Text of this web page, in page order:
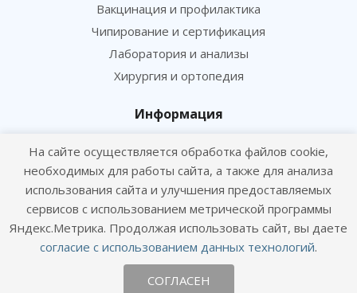
Вакцинация и профилактика
Чипирование и сертификация
Лаборатория и анализы
Хирургия и ортопедия
Информация
Статьи
Политика конфиденциальности
Согласие посетителя сайта на обработку персональных данных
Согласие на получение рекламных рассылок
Онлайн консультация
На сайте осуществляется обработка файлов cookie,
необходимых для работы сайта, а также для анализа
использования сайта и улучшения предоставляемых
сервисов с использованием метрической программы
Яндекс.Метрика. Продолжая использовать сайт, вы даете
согласие с использованием данных технологий.
СОГЛАСЕН